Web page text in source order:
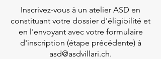
Inscrivez-vous à un atelier ASD en
constituant votre dossier d'éligibilité et
en l'envoyant avec votre formulaire
d'inscription (étape précédente) à
asd@asdvillari.ch.